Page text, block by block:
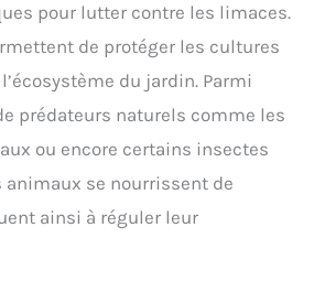
pour lutter contre les limaces.
de protéger les cultures
du jardin. Parmi
prédateurs naturels comme les
ou encore certains insectes
animaux se nourrissent de
ainsi à réguler leur